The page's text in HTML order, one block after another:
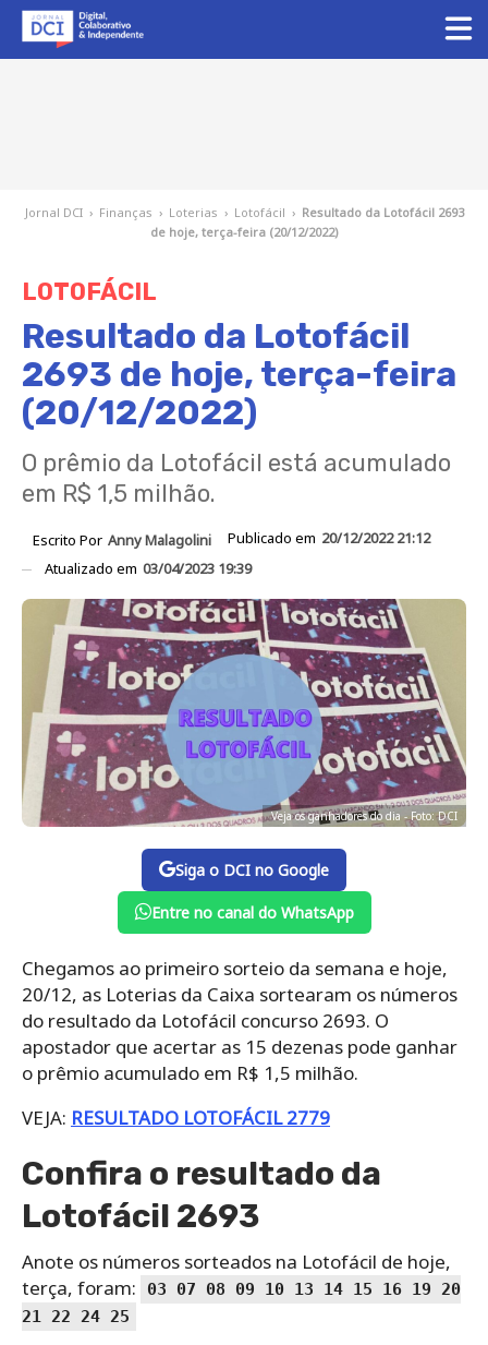
Jornal DCI › Finanças › Loterias › Lotofácil › Resultado da Lotofácil 2693
de hoje, terça-feira (20/12/2022)
LOTOFÁCIL
Resultado da Lotofácil
2693 de hoje, terça-feira
(20/12/2022)
O prêmio da Lotofácil está acumulado
em R$ 1,5 milhão.
Escrito Por Anny Malagolini Publicado em 20/12/2022 21:12
Atualizado em 03/04/2023 19:39
Veja os ganhadores do dia - Foto: DCI
Siga o DCI no Google
Entre no canal do WhatsApp
Chegamos ao primeiro sorteio da semana e hoje,
20/12, as Loterias da Caixa sortearam os números
do resultado da Lotofácil concurso 2693. O
apostador que acertar as 15 dezenas pode ganhar
o prêmio acumulado em R$ 1,5 milhão.
VEJA: RESULTADO LOTOFÁCIL 2779
Confira o resultado da
Lotofácil 2693
Anote os números sorteados na Lotofácil de hoje,
terça, foram:
03 07 08 09 10 13 14 15 16 19 20
21 22 24 25